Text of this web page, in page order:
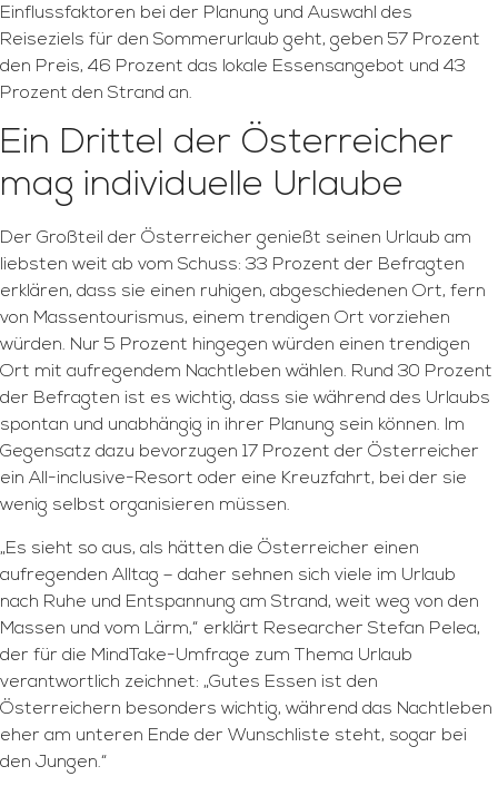
Einflussfaktoren bei der Planung und Auswahl des
Reiseziels für den Sommerurlaub geht, geben 57 Prozent
den Preis, 46 Prozent das lokale Essensangebot und 43
Prozent den Strand an.
Ein Drittel der Österreicher
mag individuelle Urlaube
Der Großteil der Österreicher genießt seinen Urlaub am
liebsten weit ab vom Schuss: 33 Prozent der Befragten
erklären, dass sie einen ruhigen, abgeschiedenen Ort, fern
von Massentourismus, einem trendigen Ort vorziehen
würden. Nur 5 Prozent hingegen würden einen trendigen
Ort mit aufregendem Nachtleben wählen. Rund 30 Prozent
der Befragten ist es wichtig, dass sie während des Urlaubs
spontan und unabhängig in ihrer Planung sein können. Im
Gegensatz dazu bevorzugen 17 Prozent der Österreicher
ein All-inclusive-Resort oder eine Kreuzfahrt, bei der sie
wenig selbst organisieren müssen.
„Es sieht so aus, als hätten die Österreicher einen
aufregenden Alltag – daher sehnen sich viele im Urlaub
nach Ruhe und Entspannung am Strand, weit weg von den
Massen und vom Lärm,“ erklärt Researcher Stefan Pelea,
der für die MindTake-Umfrage zum Thema Urlaub
verantwortlich zeichnet: „Gutes Essen ist den
Österreichern besonders wichtig, während das Nachtleben
eher am unteren Ende der Wunschliste steht, sogar bei
den Jungen.“